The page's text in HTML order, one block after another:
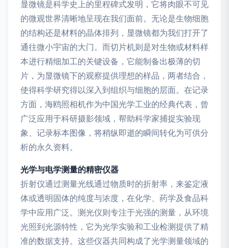
显微镜是科学史上的里程碑式发明，它将肉眼不可见
的微观世界清晰地呈现在我们面前。无论是生物细胞
的结构还是材料的晶体排列，显微镜都为我们打开了
通往微小宇宙的大门。而切片机则是对生物或材料样
本进行精细加工的关键设备，它能制备出极薄的切
片，为显微镜下的观察提供理想的样品，两者结合，
使得科学研究得以深入到组织与细胞的层面。在记录
方面，海鸥照相机作为中国光学工业的经典代表，曾
广泛应用于科研摄影领域，帮助科学家捕捉实验现
象、记录标本图像，将稍纵即逝的瞬间转化为可供分
析的永久资料。
光学与电学测量的精密仪器
折射仪通过测量光线通过物质时的折射率，来鉴定液
体或透明固体的纯度与浓度，在化学、药学及食品科
学中应用广泛。测光仪则专注于光强的测量，从环境
光照到光源特性，它为光学实验和工业检测提供了精
准的数据支持。这些仪器共同构成了光学测量领域的